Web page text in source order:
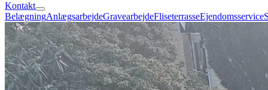
Kontakt
BelægningAnlægsarbejdeGravearbejdeFliseterrasseEjendomsservice